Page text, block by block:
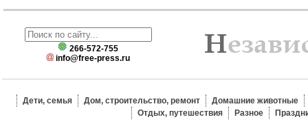
266-572-755
info@free-press.ru
Дети, семья Дом, строительство, ремонт
Домашние животные
Отдых, путешествия
Разное